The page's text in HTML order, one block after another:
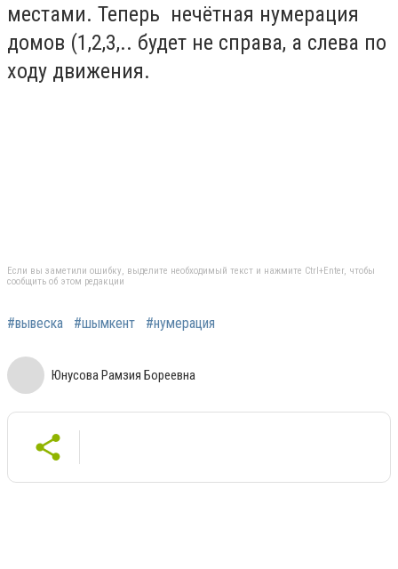
местами. Теперь нечётная нумерация
домов (1,2,3,.. будет не справа, а слева по
ходу движения.
Если вы заметили ошибку, выделите необходимый текст и нажмите Ctrl+Enter, чтобы
сообщить об этом редакции
#вывеска #шымкент #нумерация
Юнусова Рамзия Бореевна